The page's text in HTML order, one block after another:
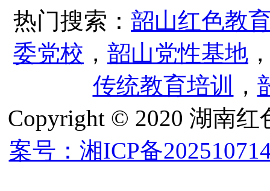
热门搜索： 韶山红色教
委党校 ， 韶山党性基地
传统教育培训
，
Copyright © 2020 湖南
案号：湘ICP备